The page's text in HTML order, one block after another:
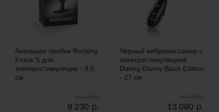
Анальная пробка Rocking
Force S для
электростимуляции - 9,5
см
9 230 р.
11 120 р.
Чёрный вибромассажер c
электростимуляцией
Daring Danny Black Edition
- 27 см
13 080 р.
16 148 р.